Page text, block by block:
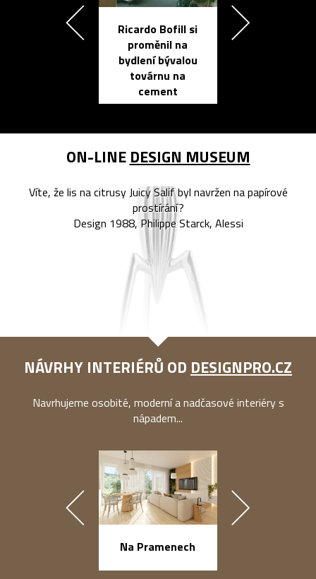
Ricardo Bofill si
proměnil na
bydlení bývalou
továrnu na
cement
ON-LINE DESIGN MUSEUM
Víte, že lis na citrusy Juicy Salif byl navržen na papírové
prostírání?
Design 1988, Philippe Starck, Alessi
NÁVRHY INTERIÉRŮ OD DESIGNPRO.CZ
Navrhujeme osobité, moderní a nadčasové interiéry s
nápadem...
Na Pramenech